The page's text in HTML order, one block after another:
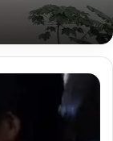
တောင်းတဲ့အဖွဲ့ ထပ်
တွက် လုံခြုံမှုမရှိ
နေနဲ့တော့ ပြည်
ထီးနာမည်ခံထားတဲ့
ဖော်ထုတ်ဖမ်းဆီး